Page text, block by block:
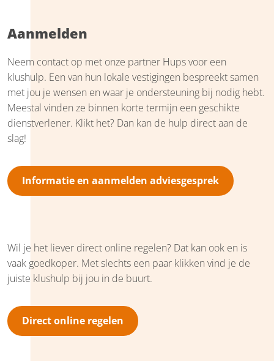
Aanmelden
Neem contact op met onze partner Hups voor een
klushulp. Een van hun lokale vestigingen bespreekt samen
met jou je wensen en waar je ondersteuning bij nodig hebt.
Meestal vinden ze binnen korte termijn een geschikte
dienstverlener. Klikt het? Dan kan de hulp direct aan de
slag!
Informatie en aanmelden adviesgesprek
Wil je het liever direct online regelen? Dat kan ook en is
vaak goedkoper. Met slechts een paar klikken vind je de
juiste klushulp bij jou in de buurt.
Direct online regelen